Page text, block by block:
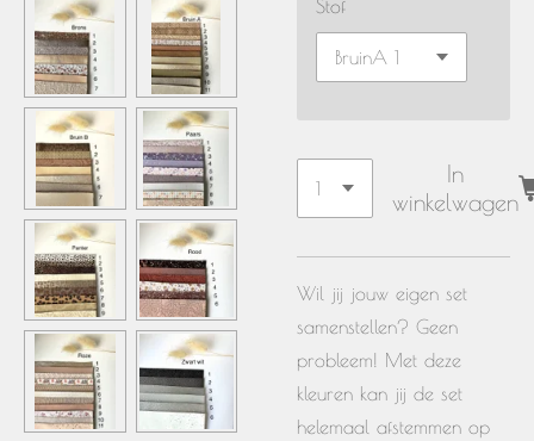
Stof
In
winkelwagen
Wil jij jouw eigen set
samenstellen? Geen
probleem! Met deze
kleuren kan jij de set
helemaal afstemmen op